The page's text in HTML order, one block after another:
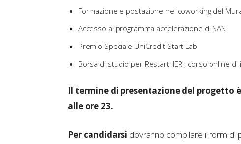
Formazione e postazione nel coworking del
Accesso al programma accelerazione di SAS
Premio Speciale UniCredit Start Lab
Borsa di studio per RestartHER , corso online
Il termine di presentazione del progetto
alle ore 23.
Per candidarsi dovranno compilare il form di